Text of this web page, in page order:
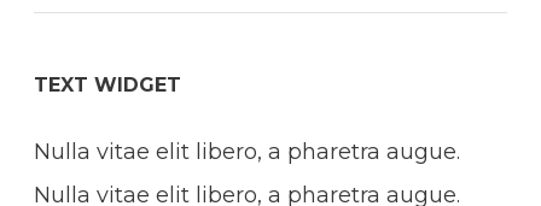
TEXT WIDGET
Nulla vitae elit libero, a pharetra augue.
Nulla vitae elit libero, a pharetra augue.